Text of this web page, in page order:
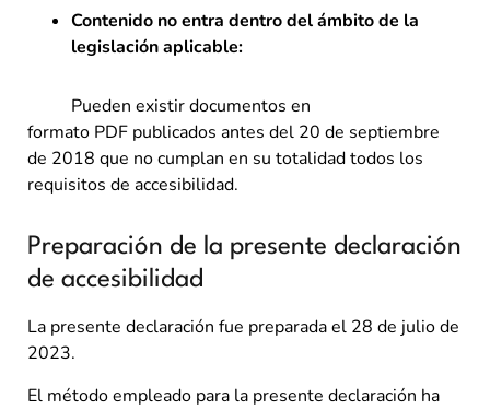
Contenido no entra dentro del ámbito de la
legislación aplicable:
Pueden existir documentos en
formato PDF publicados antes del 20 de septiembre
de 2018 que no cumplan en su totalidad todos los
requisitos de accesibilidad.
Preparación de la presente declaración
de accesibilidad
La presente declaración fue preparada el 28 de julio de
2023.
El método empleado para la presente declaración ha